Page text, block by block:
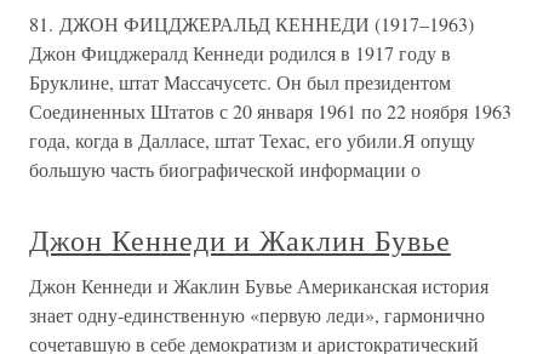
81. ДЖОН ФИЦДЖЕРАЛЬД КЕННЕДИ (1917–1963)
Джон Фицджералд Кеннеди родился в 1917 году в
Бруклине, штат Массачусетс. Он был президентом
Соединенных Штатов с 20 января 1961 по 22 ноября 1963
года, когда в Далласе, штат Техас, его убили.Я опущу
большую часть биографической информации о
Джон Кеннеди и Жаклин Бувье
Джон Кеннеди и Жаклин Бувье Американская история
знает одну-единственную «первую леди», гармонично
сочетавшую в себе демократизм и аристократический